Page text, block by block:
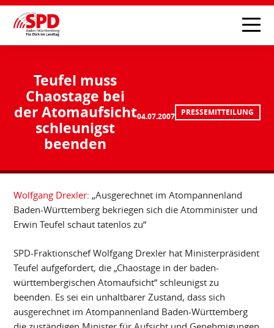
Teufel muss
Chaostage bei
der Atomaufsicht
schleunigst
beenden
04.07.2007 PRESSEMITTEILUNG
Wolfgang Drexler: „Ausgerechnet im Atompannenland
Baden-Württemberg bekriegen sich die Atomminister und
Erwin Teufel schaut tatenlos zu“
SPD-Fraktionschef Wolfgang Drexler hat Ministerpräsident
Teufel aufgefordert, die „Chaostage in der baden-
württembergischen Atomaufsicht“ schleunigst zu
beenden. Es sei ein unhaltbarer Zustand, dass sich
ausgerechnet im Atompannenland Baden-Württemberg